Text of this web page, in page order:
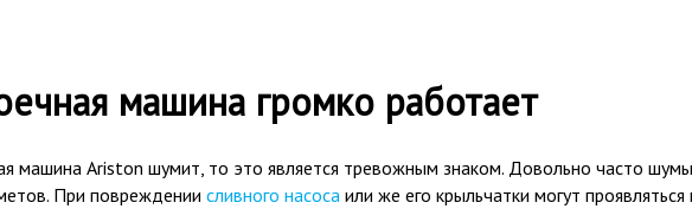
машина громко работает
машина Ariston шумит, то это является тревожным знаком. Довольно часто
При повреждении сливного насоса или же его крыльчатки могут